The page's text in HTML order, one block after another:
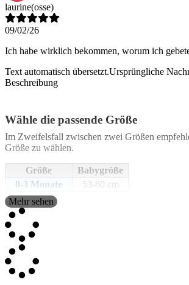
laurine(osse)
09/02/26
Ich habe wirklich bekommen, worum ich
Text automatisch übersetzt.Ursprüngliche
Beschreibung
Wähle die passende Größe
Im Zweifelsfall zwischen zwei Größen
Größe zu wählen.
Größe
Babygröße
0-3 Monate
53-60 cm
3-6 Monate
6-12 Monate
12-18 Monate
18-24 Monate
2-3 Jahre
Die Maße sind ungefähre Angaben und können
und Druckprozess leicht variieren.
Mehr sehen